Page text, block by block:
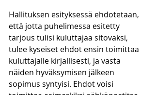
Hallituksen esityksessä ehdotetaan,
että jotta puhelimessa esitetty
tarjous tulisi kuluttajaa sitovaksi,
tulee kyseiset ehdot ensin toimittaa
kuluttajalle kirjallisesti, ja vasta
näiden hyväksymisen jälkeen
sopimus syntyisi. Ehdot voisi